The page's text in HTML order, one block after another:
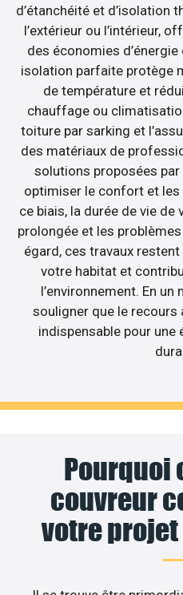
d’étanchéité et d’isolation
l’extérieur ou l’intérieur,
des économies
isolation parfaite protège
de température et
chauffage ou
toiture par sarking et
des matériaux de
solutions proposées
optimiser le confort et les
ce biais, la durée de vie
prolongée et les
égard, ces travaux
votre habitat et
l’environnement. En
souligner que le
indispensable pour
Pourquoi
couvreur
votre